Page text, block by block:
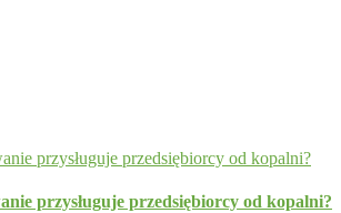
przysługuje przedsiębiorcy od kopalni?